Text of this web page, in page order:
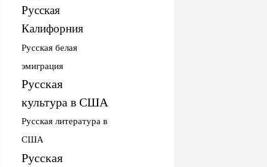
Русская
Калифорния
Русская белая
эмиграция
Русская
культура в США
Русская литература в
США
Русская